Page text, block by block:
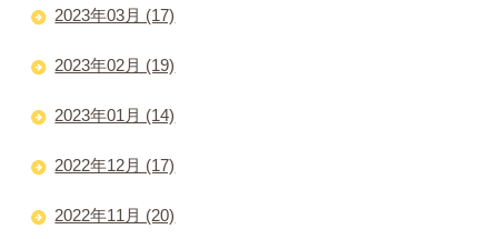
2023年03月 (17)
2023年02月 (19)
2023年01月 (14)
2022年12月 (17)
2022年11月 (20)